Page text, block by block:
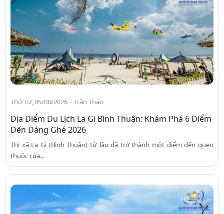
Thứ Tư, 05/08/2026 - Trần Thảo
Địa Điểm Du Lịch La Gi Bình Thuận: Khám Phá 6 Điểm
Đến Đáng Ghé 2026
Thị xã La Gi (Bình Thuận) từ lâu đã trở thành một điểm đến quen
thuộc của...